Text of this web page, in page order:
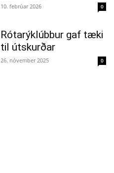
10. febrúar 2026 0
Rótarýklúbbur gaf tæki
til útskurðar
26. nóvember 2025 0